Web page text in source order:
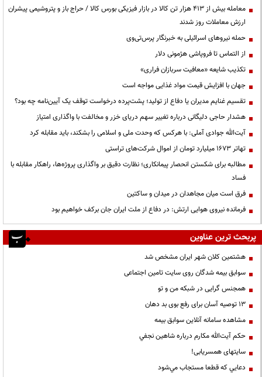
معامله بیش از ۴۱۳ هزار تن کالا در بازار فیزیکی بورس کالا / حراج باز و پتروشیمی پیشران
ارزش معاملات روز شدند
حمله نیروهای اسرائیلی به خبرنگار پرس‌تی‌وی
از التماس تا فروپاشی هژمونی دلار
تکذیب شایعه «معافیت سربازان فراری»
جهان با افزایش قیمت مواد غذایی مواجه است
تقسیم غنایم مدیران یا دفاع از تولید؛ پشت‌پرده درخواست توقف یک آیین‌نامه چه بود؟
هشدار حاجی دلیگانی درباره تغییر سهم دریای خزر و مخالفت با واگذاری امتیاز
آیت‌الله جوادی آملی: با هرکس که وحدت ملی و اسلامی را بشکند، باید مقابله کرد
تهاتر ۱۶۷۳ میلیارد تومان از اموال شرکت‌های تراستی
مطالبه برای شکستن انحصار پیمانکاری؛ نظارت دقیق بر واگذاری پروژه‌ها، راهکار مقابله با
فساد
فرق است میان مجاهدان در میدان و ساکتین
فرمانده نیروی هوایی ارتش: در دفاع از ملت ایران جان برکف خواهیم بود
پربحث ترین عناوین
هشتمین کلان شهر ایران مشخص شد
سوابق بیمه شدگان روی سایت تامین اجتماعی
همجنس گرایی در شبکه من و تو
13 توصیه آسان برای رفع بوی بد دهان
مشاهده سامانه آنلاين سوابق بیمه
حكم آيت‌الله مكارم درباره شاهين نجفي
سایتهای همسریابی!
دعايي كه قطعا مستجاب مي‌شود